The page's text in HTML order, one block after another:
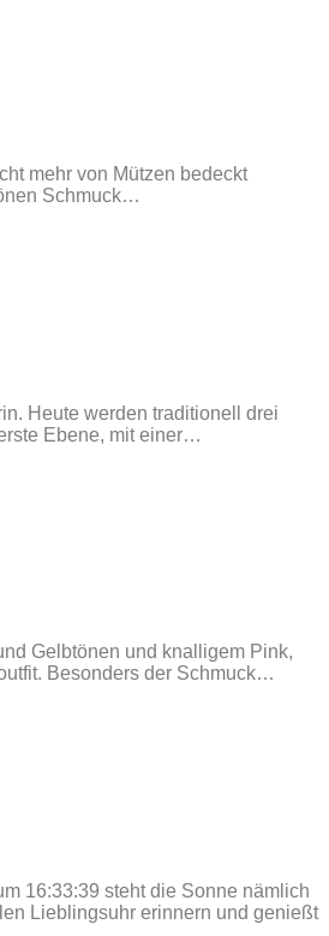
mehr von Mützen bedeckt
Schmuck…
Heute werden traditionell drei
Ebene, mit einer…
Gelbtönen und knalligem Pink,
Besonders der Schmuck…
16:33:39 steht die Sonne nämlich
Lieblingsuhr erinnern und genießt